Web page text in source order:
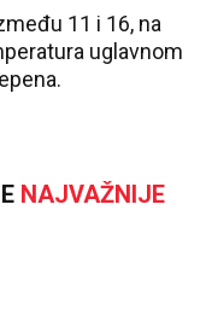
11 i 16, na
uglavnom
NAJVAŽNIJE